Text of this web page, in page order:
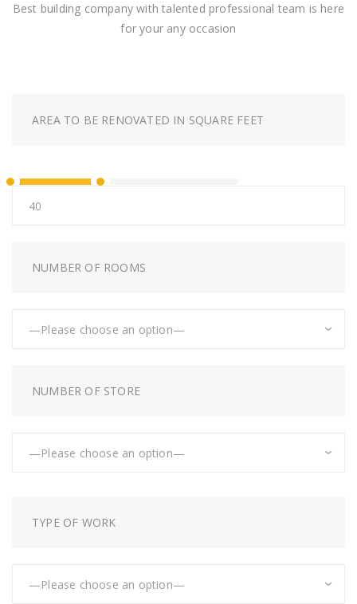
Best building company with talented professional team is here
for your any occasion
AREA TO BE RENOVATED IN SQUARE FEET
NUMBER OF ROOMS
NUMBER OF STORE
TYPE OF WORK